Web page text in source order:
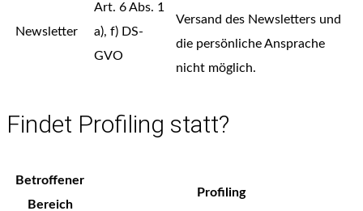
Newsletter
Art. 6 Abs. 1
a), f) DS-
GVO
Versand des Newsletters und
die persönliche Ansprache
nicht möglich.
Findet Profiling statt?
Betroffener
Bereich
Profiling